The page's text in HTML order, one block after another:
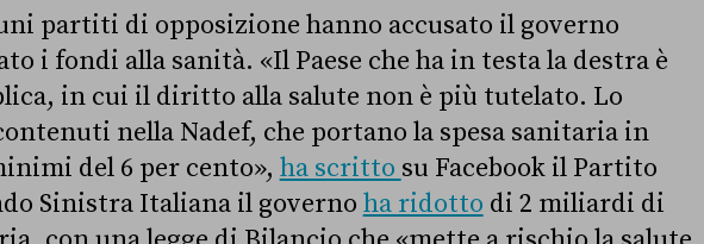
partiti di opposizione hanno accusato il governo
i fondi alla sanità. «Il Paese che ha in testa la destra è
in cui il diritto alla salute non è più tutelato. Lo
nella Nadef, che portano la spesa sanitaria in
del 6 per cento», ha scritto su Facebook il Partito
Sinistra Italiana il governo ha ridotto di 2 miliardi di